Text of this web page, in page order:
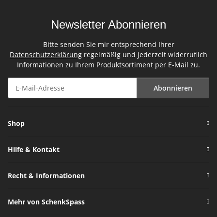
Newsletter Abonnieren
Bitte senden Sie mir entsprechend Ihrer
Datenschutzerklärung regelmäßig und jederzeit widerruflich
Informationen zu Ihrem Produktsortiment per E-Mail zu.
Abonnieren
Shop
Hilfe & Kontakt
Recht & Informationen
Mehr von SchenkSpass